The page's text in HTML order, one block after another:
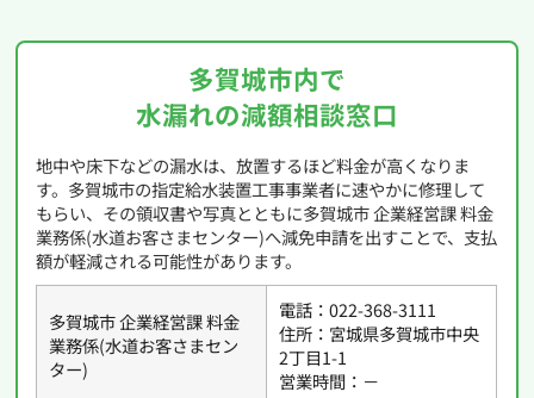
多賀城市内で
水漏れの減額相談窓口
地中や床下などの漏水は、放置するほど料金が高くなりま
す。多賀城市の指定給水装置工事事業者に速やかに修理して
もらい、その領収書や写真とともに多賀城市 企業経営課 料金
業務係(水道お客さまセンター)へ減免申請を出すことで、支払
額が軽減される可能性があります。
多賀城市 企業経営課 料金
業務係(水道お客さまセン
ター)
電話：022-368-3111
住所：宮城県多賀城市中央
2丁目1-1
営業時間：－